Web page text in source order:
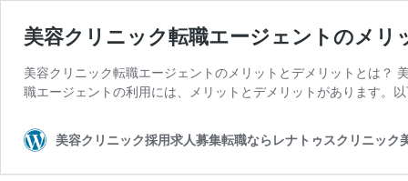
美容クリニック転職エージェントのメリ
美容クリニック転職エージェントのメリットとデメリットとは？
職エージェントの利用には、メリットとデメリットがあります。
美容クリニック採用求人募集転職ならレナトゥスクリニック